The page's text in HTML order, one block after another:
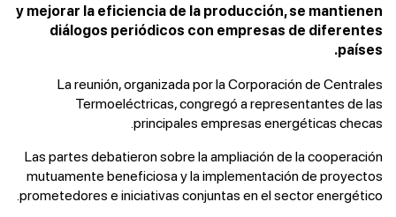
y mejorar la eficiencia de la producción, se mantienen
diálogos periódicos con empresas de diferentes
países.
La reunión, organizada por la Corporación de Centrales
Termoeléctricas, congregó a representantes de las
principales empresas energéticas checas.
Las partes debatieron sobre la ampliación de la cooperación
mutuamente beneficiosa y la implementación de proyectos
prometedores e iniciativas conjuntas en el sector energético.